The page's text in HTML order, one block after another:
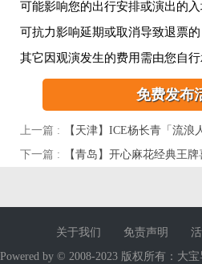
可能影响您的出行安排或演出的
可抗力影响延期或取消导致退票
其它因观演发生的费用需由您自行
免费发布
上一篇 :
【天津】ICE杨长青「流
下一篇 :
【青岛】开心麻花经典王牌
关于我们 免责声明
Powered by © 2008-2023 版权所有：大